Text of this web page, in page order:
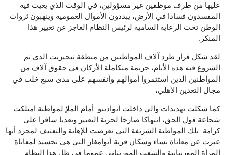
عليها من طرف موظفين غير مسؤولين، في الوقت الذي يعيث فيه
المفسدون فسادا في الأرض، يبددون الأموال العمومية وينهبون ثروات
الوطن تحت الرعاية السامية لرئيس النظام العاجز عن تغيير هذا
المنكر.
لقد شكل قرار طرد آلاف المواطنين من منطقة تيجيريت الذي تم
الشروع فيه هذه الأيام، جريمة متكاملة الأركان في حقوق آلاف من
المواطنين الذين استثمروا أموالهم وأنفسهم على مدى سبع خلت في
مجال التعدين الأهلي،
كما شكلت تهديدات والي داخلت أنواذيبو أمام الملإ لمواطنة امتلكت
شجاعة قول الحق، انتهاكا صارخا لحرية التعبير وتعديا سافرا على
كرامة تلك المواطنة الشريفة التي تعرضت للإهانة والتعنيف لمجرد أنها
عبرت عن معاناة نساء وسكان قرية أنوامغار التي هي تجسيد لمعاناة
المرأة الموريتانية والشعب الموريتاني عموما في ظل هذا النظام